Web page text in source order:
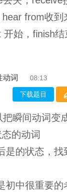
from收到
开始，finish结
动词 08:13
下载题目
瞬间动词变
的动词
是的状态，找
初中很重要的